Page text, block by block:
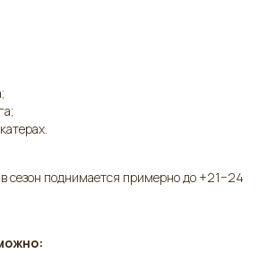
сезон поднимается примерно до +21−24